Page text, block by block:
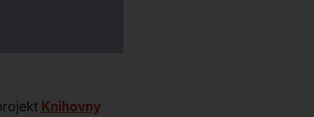
Knihovny